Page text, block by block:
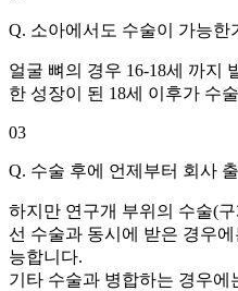
Q. 소아에서도 수술이 가능한
얼굴 뼈의 경우 16-18세 까지
한 성장이 된 18세 이후가 수
03
Q. 수술 후에 언제부터 회사
하지만 연구개 부위의 수술(
선 수술과 동시에 받은 경우
능합니다.
기타 수술과 병합하는 경우에